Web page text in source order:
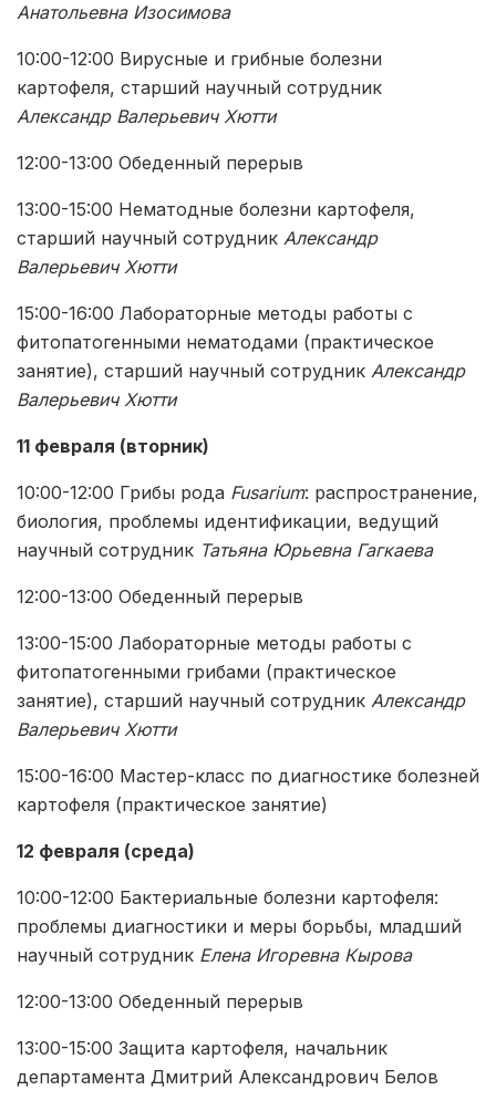
Анатольевна Изосимова
10:00-12:00 Вирусные и грибные болезни
картофеля, старший научный сотрудник
Александр Валерьевич Хютти
12:00-13:00 Обеденный перерыв
13:00-15:00 Нематодные болезни картофеля,
старший научный сотрудник Александр
Валерьевич Хютти
15:00-16:00 Лабораторные методы работы с
фитопатогенными нематодами (практическое
занятие), старший научный сотрудник Александр
Валерьевич Хютти
11 февраля (вторник)
10:00-12:00 Грибы рода Fusarium: распространение,
биология, проблемы идентификации, ведущий
научный сотрудник Татьяна Юрьевна Гагкаева
12:00-13:00 Обеденный перерыв
13:00-15:00 Лабораторные методы работы с
фитопатогенными грибами (практическое
занятие), старший научный сотрудник Александр
Валерьевич Хютти
15:00-16:00 Мастер-класс по диагностике болезней
картофеля (практическое занятие)
12 февраля (среда)
10:00-12:00 Бактериальные болезни картофеля:
проблемы диагностики и меры борьбы, младший
научный сотрудник Елена Игоревна Кырова
12:00-13:00 Обеденный перерыв
13:00-15:00 Защита картофеля, начальник
департамента Дмитрий Александрович Белов